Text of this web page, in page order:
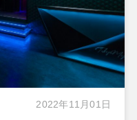
2022年11月01日